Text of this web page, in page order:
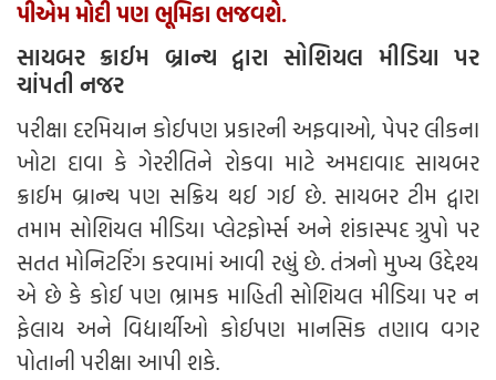
પીએમ મોદી પણ ભૂમિકા ભજવશે.
સાયબર ક્રાઈમ બ્રાન્ચ દ્વારા સોશિયલ મીડિયા પર
ચાંપતી નજર
પરીક્ષા દરમિયાન કોઈપણ પ્રકારની અફવાઓ, પેપર લીકના
ખોટા દાવા કે ગેરરીતિને રોકવા માટે અમદાવાદ સાયબર
ક્રાઈમ બ્રાન્ચ પણ સક્રિય થઈ ગઈ છે. સાયબર ટીમ દ્વારા
તમામ સોશિયલ મીડિયા પ્લેટફોર્મ્સ અને શંકાસ્પદ ગ્રુપો પર
સતત મોનિટરિંગ કરવામાં આવી રહ્યું છે. તંત્રનો મુખ્ય ઉદ્દેશ્ય
એ છે કે કોઈ પણ ભ્રામક માહિતી સોશિયલ મીડિયા પર ન
ફેલાય અને વિદ્યાર્થીઓ કોઈપણ માનસિક તણાવ વગર
પોતાની પરીક્ષા આપી શકે.